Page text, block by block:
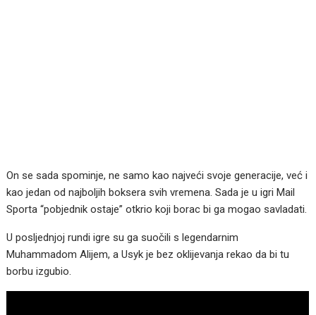
On se sada spominje, ne samo kao najveći svoje generacije, već i
kao jedan od najboljih boksera svih vremena. Sada je u igri Mail
Sporta “pobjednik ostaje” otkrio koji borac bi ga mogao savladati.
U posljednjoj rundi igre su ga suočili s legendarnim
Muhammadom Alijem, a Usyk je bez oklijevanja rekao da bi tu
borbu izgubio.